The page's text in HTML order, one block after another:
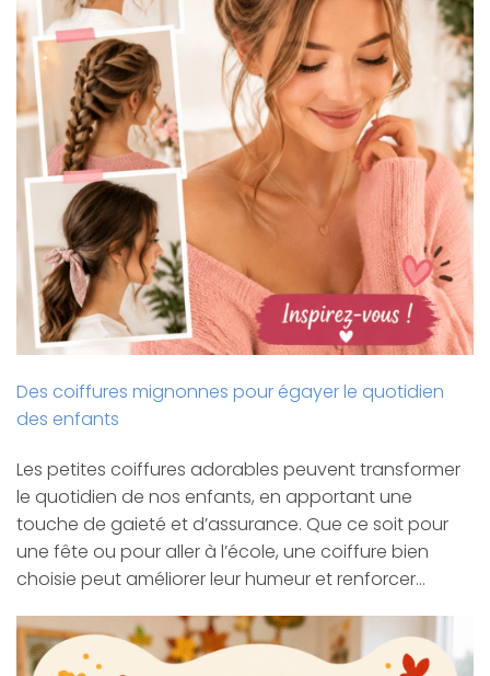
Des coiffures mignonnes pour égayer le quotidien
des enfants
Les petites coiffures adorables peuvent transformer
le quotidien de nos enfants, en apportant une
touche de gaieté et d’assurance. Que ce soit pour
une fête ou pour aller à l’école, une coiffure bien
choisie peut améliorer leur humeur et renforcer…